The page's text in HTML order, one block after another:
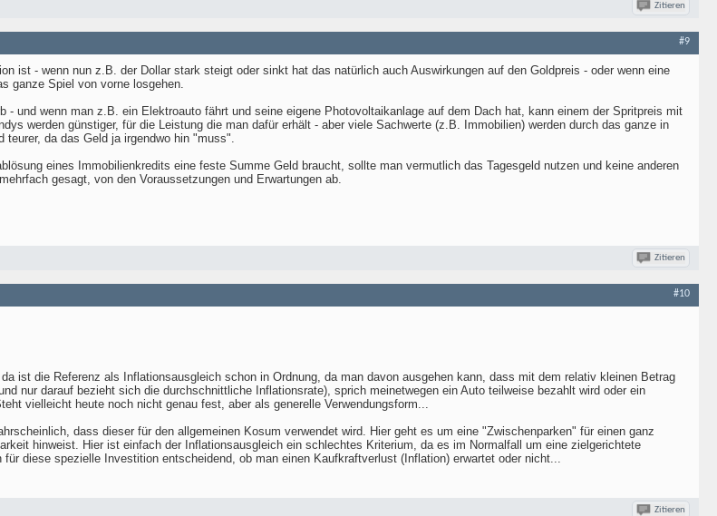
Zitieren
#9
ist - wenn nun z.B. der Dollar stark steigt oder sinkt hat das natürlich auch Auswirkungen auf den Goldpreis - oder wenn eine
ganze Spiel von vorne losgehen.
- und wenn man z.B. ein Elektroauto fährt und seine eigene Photovoltaikanlage auf dem Dach hat, kann einem der Spritpreis mit
werden günstiger, für die Leistung die man dafür erhält - aber viele Sachwerte (z.B. Immobilien) werden durch das ganze in
teurer, da das Geld ja irgendwo hin "muss".
eines Immobilienkredits eine feste Summe Geld braucht, sollte man vermutlich das Tagesgeld nutzen und keine anderen
gesagt, von den Voraussetzungen und Erwartungen ab.
Zitieren
#10
ist die Referenz als Inflationsausgleich schon in Ordnung, da man davon ausgehen kann, dass mit dem relativ kleinen Betrag
nur darauf bezieht sich die durchschnittliche Inflationsrate), sprich meinetwegen ein Auto teilweise bezahlt wird oder ein
vielleicht heute noch nicht genau fest, aber als generelle Verwendungsform...
dass dieser für den allgemeinen Kosum verwendet wird. Hier geht es um eine "Zwischenparken" für einen ganz
hinweist. Hier ist einfach der Inflationsausgleich ein schlechtes Kriterium, da es im Normalfall um eine zielgerichtete
für diese spezielle Investition entscheidend, ob man einen Kaufkraftverlust (Inflation) erwartet oder nicht...
Zitieren